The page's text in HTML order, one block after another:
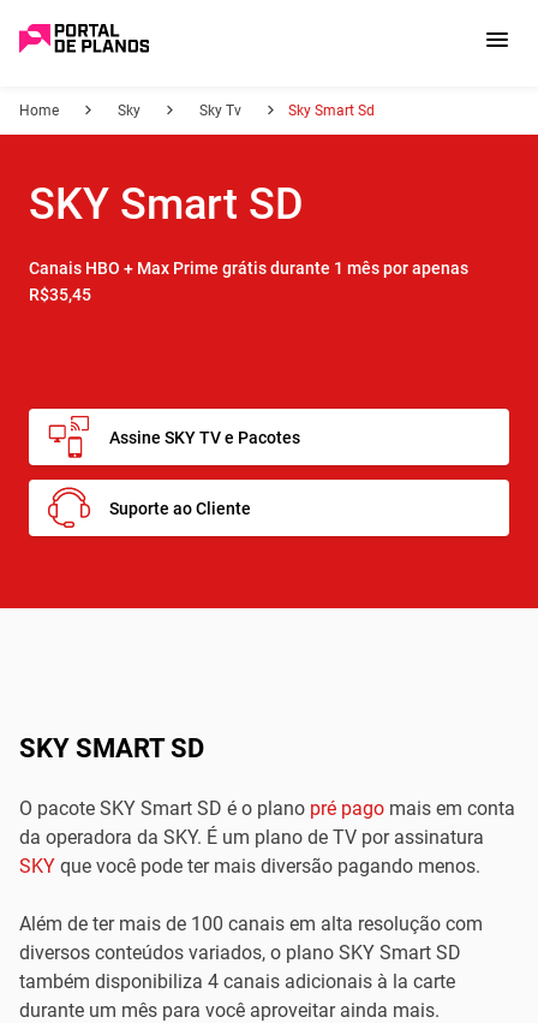
Home Sky Sky Tv Sky Smart Sd
SKY Smart SD
Canais HBO + Max Prime grátis durante 1 mês por apenas
R$35,45
Assine SKY TV e Pacotes
Suporte ao Cliente
SKY SMART SD
O pacote SKY Smart SD é o plano pré pago mais em conta
da operadora da SKY. É um plano de TV por assinatura
SKY que você pode ter mais diversão pagando menos.
Além de ter mais de 100 canais em alta resolução com
diversos conteúdos variados, o plano SKY Smart SD
também disponibiliza 4 canais adicionais à la carte
durante um mês para você aproveitar ainda mais.